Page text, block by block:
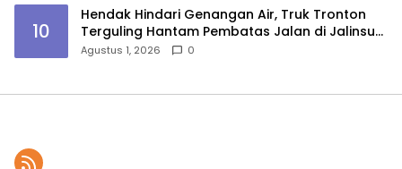
10
Hendak Hindari Genangan Air, Truk Tronton
Terguling Hantam Pembatas Jalan di Jalinsum
Sergai
Agustus 1, 2026 0